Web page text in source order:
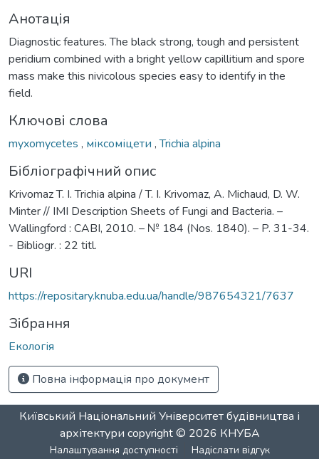
Анотація
Diagnostic features. The black strong, tough and persistent
peridium combined with a bright yellow capillitium and spore
mass make this nivicolous species easy to identify in the
field.
Ключові слова
myxomycetes , міксоміцети ,Trichia alpina
Бібліографічний опис
Krivomaz T. I. Trichia alpina / T. I. Krivomaz, A. Michaud, D. W.
Minter // IMI Description Sheets of Fungi and Bacteria. –
Wallingford : CABI, 2010. – № 184 (Nos. 1840). – P. 31-34.
- Bibliogr. : 22 titl.
URI
https://repositary.knuba.edu.ua/handle/987654321/7637
Зібрання
Екологія
Повна інформація про документ
Київський Національний Університет будівництва і
архітектури copyright © 2026 КНУБА
Налаштування доступності Надіслати відгук